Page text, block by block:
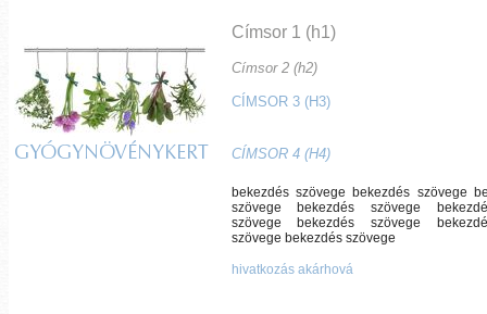
GYÓGYNÖVÉNYKERT
Címsor 1 (h1)
Címsor 2 (h2)
CÍMSOR 3 (H3)
CÍMSOR 4 (H4)
bekezdés szövege bekezdés szövege
szövege bekezdés szövege
szövege bekezdés szövege
szövege bekezdés szövege
hivatkozás akárhová